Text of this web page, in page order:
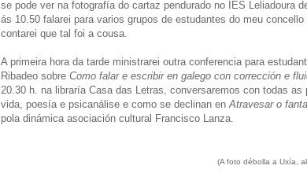
se pode ver na fotografía do cartaz pendurado no IES Leliadoura
ás 10.50 falarei para varios grupos de estudantes do meu
contarei que tal foi a cousa.
A primeira hora da tarde ministrarei outra conferencia para
Ribadeo sobre Como falar e escribir en galego con corrección e
20.30 h. na libraría Casa das Letras, conversaremos con todas as
vida, poesía e psicanálise e como se declinan en Atravesar o
pola dinámica asociación cultural Francisco Lanza.
(A foto débolla a Uxía,